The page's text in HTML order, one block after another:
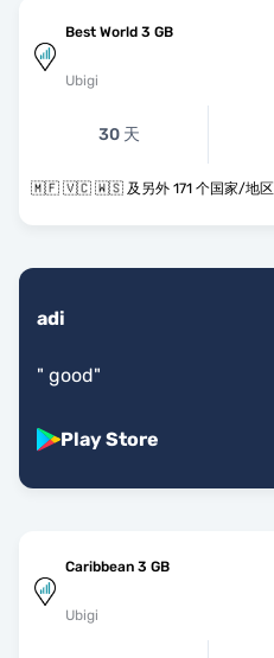
Best World 3 GB
Ubigi
30 天
🇲🇫 🇻🇨 🇼🇸 及另外 171 个国家/地区
adi
" good"
Play Store
Caribbean 3 GB
Ubigi